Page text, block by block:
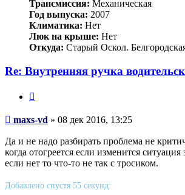
Трансмиссия: Механическая
Год выпуска: 2007
Климатика: Нет
Люк на крыше: Нет
Откуда: Старый Оскол.
Re: Внутренняя ручка
Сообщение
maxs-vd » 08 дек 2016, 13:25
Да и не надо разбирать проблема не
когда отогреется если изменится ситуация
если нет то что-то не так с тросиком.
Добавлено спустя 55 секунд: